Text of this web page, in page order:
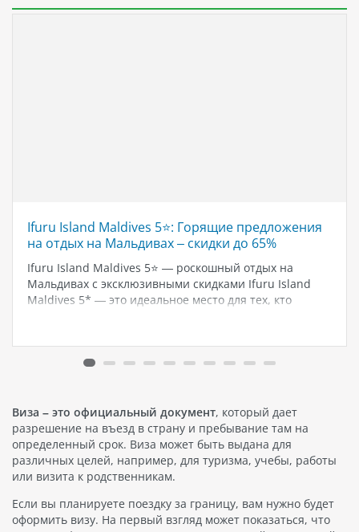
Ifuru Island Maldives 5⭐️: Горящие предложения
на отдых на Мальдивах – скидки до 65%
Ifuru Island Maldives 5⭐️ — роскошный отдых на
Мальдивах с эксклюзивными скидками Ifuru Island
Maldives 5* — это идеальное место для тех, кто
первоклассным сервисом предлагает уникальные…
Виза – это официальный документ, который дает
разрешение на въезд в страну и пребывание там на
определенный срок. Виза может быть выдана для
различных целей, например, для туризма, учебы, работы
или визита к родственникам.
Если вы планируете поездку за границу, вам нужно будет
оформить визу. На первый взгляд может показаться, что